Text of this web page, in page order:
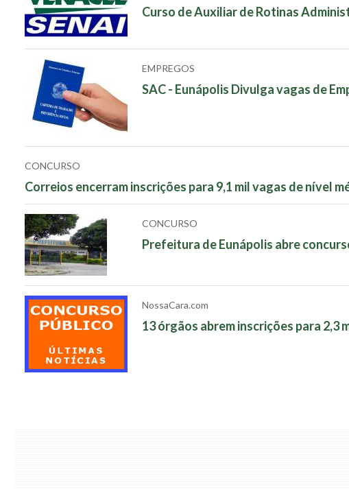
Curso de Auxiliar de Rotinas
EMPREGOS
SAC - Eunápolis Divulga vagas de
CONCURSO
Correios encerram inscrições para 9,1 mil vagas de nível
CONCURSO
Prefeitura de Eunápolis abre
NossaCara.com
13 órgãos abrem inscrições para 2,3